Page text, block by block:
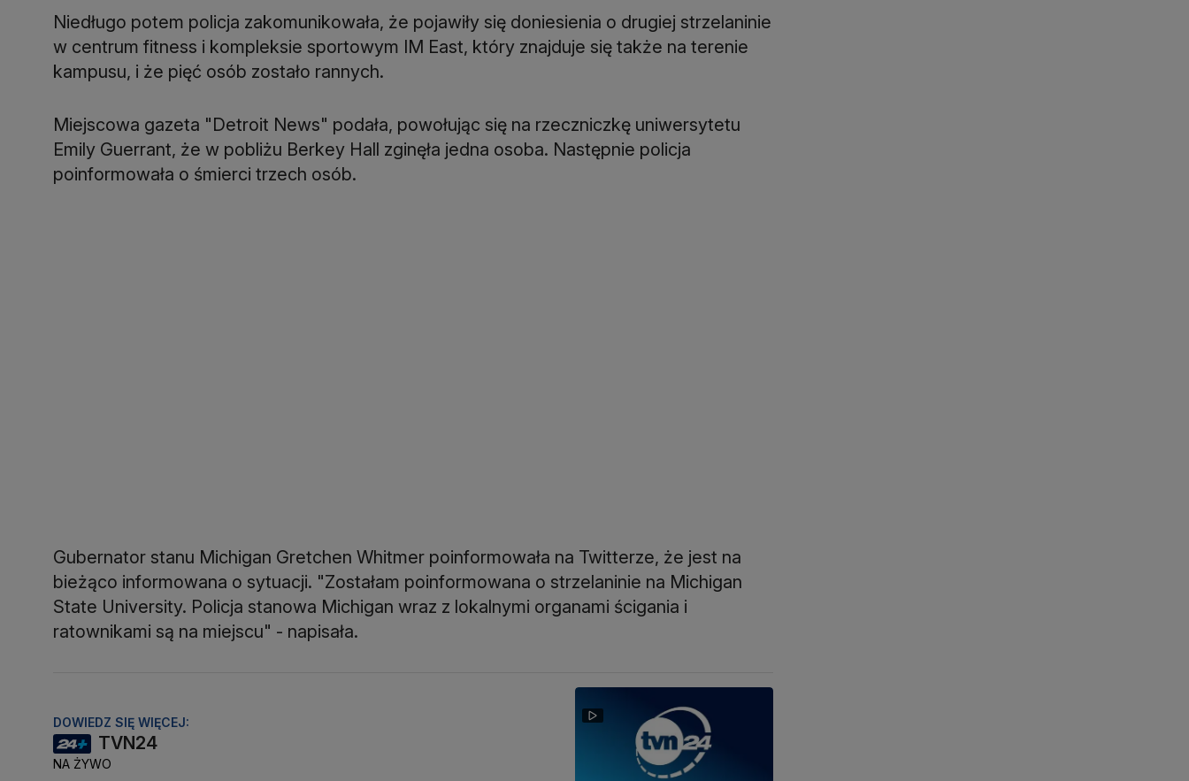
Niedługo potem policja zakomunikowała, że pojawiły się doniesienia o drugiej strzelaninie
w centrum fitness i kompleksie sportowym IM East, który znajduje się także na terenie
kampusu, i że pięć osób zostało rannych.
Miejscowa gazeta "Detroit News" podała, powołując się na rzeczniczkę uniwersytetu
Emily Guerrant, że w pobliżu Berkey Hall zginęła jedna osoba. Następnie policja
poinformowała o śmierci trzech osób.
Gubernator stanu Michigan Gretchen Whitmer poinformowała na Twitterze, że jest na
bieżąco informowana o sytuacji. "Zostałam poinformowana o strzelaninie na Michigan
State University. Policja stanowa Michigan wraz z lokalnymi organami ścigania i
ratownikami są na miejscu" - napisała.
DOWIEDZ SIĘ WIĘCEJ:
TVN24
NA ŻYWO